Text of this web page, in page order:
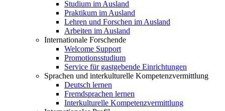
Studium im Ausland
Praktikum im Ausland
Lehren und Forschen im Ausland
Arbeiten im Ausland
Internationale Forschende
Welcome Support
Promotionsstudium
Service für gastgebende Einrichtungen
Sprachen und interkulturelle Kompetenzvermittlung
Deutsch lernen
Fremdsprachen lernen
Interkulturelle Kompetenzvermittlung